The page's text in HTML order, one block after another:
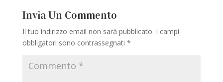
Invia Un Commento
Il tuo indirizzo email non sarà pubblicato. I campi
obbligatori sono contrassegnati *